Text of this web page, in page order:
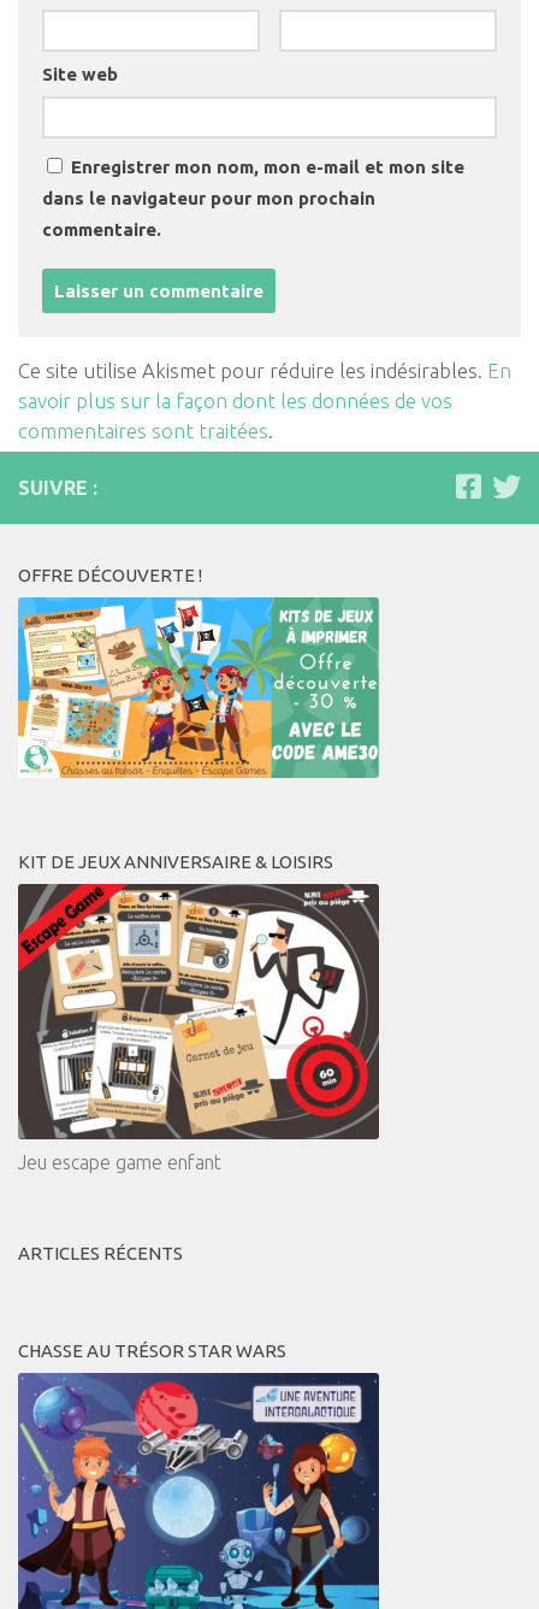
Site web
Enregistrer mon nom, mon e-mail et mon site
dans le navigateur pour mon prochain
commentaire.
Ce site utilise Akismet pour réduire les indésirables. En
savoir plus sur la façon dont les données de vos
commentaires sont traitées.
SUIVRE :
OFFRE DÉCOUVERTE !
KIT DE JEUX ANNIVERSAIRE & LOISIRS
Jeu escape game enfant
ARTICLES RÉCENTS
CHASSE AU TRÉSOR STAR WARS